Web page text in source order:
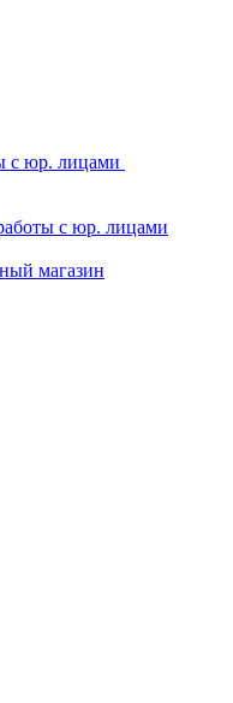
с юр. лицами
с юр. лицами
магазин